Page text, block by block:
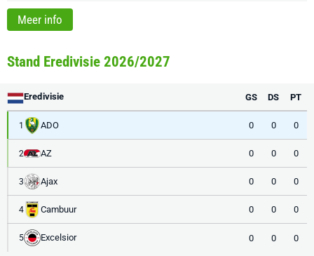
Meer info
Stand Eredivisie 2026/2027
Eredivisie GS DS PT
1 ADO 0 0 0
2 AZ 0 0 0
3 Ajax 0 0 0
4 Cambuur 0 0 0
5 Excelsior 0 0 0